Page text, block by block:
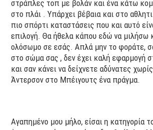
στράπλες τοπ με βολάν και ένα κάτω
στο πλάι . Υπάρχει βέβαια και στο
πιο σπόρτι καταστάσεις που και αυτό
επιλογή. Θα ήθελα κάπου εδώ να μιλήσω
ολόσωμο σε εσάς. Απλά μην το φοράτε,
στο σώμα σας , δεν έχει καλή εφαρμογή
και σαν κάνει να δείχνετε αδύνατες
Άντερσον στο Μπέιγουτς ένα πράγμα.
Αγαπημένο μου μήλο, είσαι η κατηγορία